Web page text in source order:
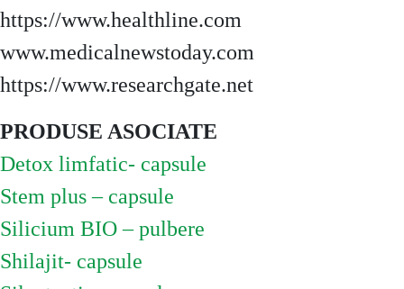
https://www.healthline.com
www.medicalnewstoday.com
https://www.researchgate.net
PRODUSE ASOCIATE
Detox limfatic- capsule
Stem plus – capsule
Silicium BIO – pulbere
Shilajit- capsule